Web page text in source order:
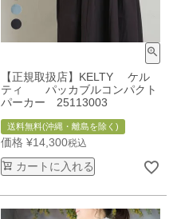
【正規取扱店】KELTY ケル
ティ パッカブルコンパクト
パーカー 25113003
送料無料(沖縄・離島を除く)
価格 ¥14,300税込
カートに入れる